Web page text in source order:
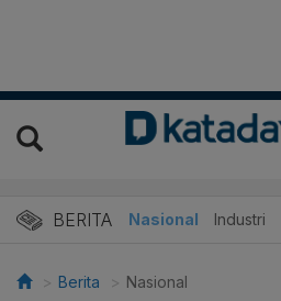
BERITA Nasional Industri
Berita Nasional